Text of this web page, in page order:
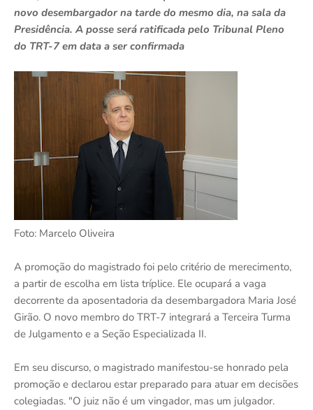
novo desembargador na tarde do mesmo dia, na sala da
Presidência. A posse será ratificada pelo Tribunal Pleno
do TRT-7 em data a ser confirmada
Foto: Marcelo Oliveira
A promoção do magistrado foi pelo critério de merecimento,
a partir de escolha em lista tríplice. Ele ocupará a vaga
decorrente da aposentadoria da desembargadora Maria José
Girão. O novo membro do TRT-7 integrará a Terceira Turma
de Julgamento e a Seção Especializada II.
Em seu discurso, o magistrado manifestou-se honrado pela
promoção e declarou estar preparado para atuar em decisões
colegiadas. "O juiz não é um vingador, mas um julgador.